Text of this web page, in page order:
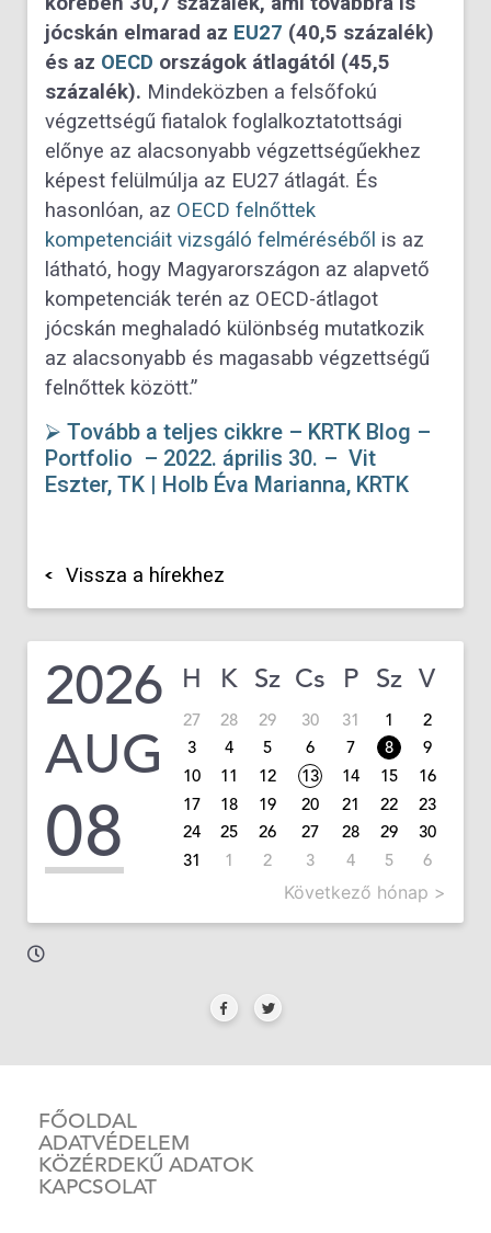
jócskán elmarad az EU27 (40,5 százalék)
és az OECD országok átlagától (45,5
százalék). Mindeközben a felsőfokú
végzettségű fiatalok foglalkoztatottsági
előnye az alacsonyabb végzettségűekhez
képest felülmúlja az EU27 átlagát. És
hasonlóan, az OECD felnőttek
kompetenciáit vizsgáló felméréséből is az
látható, hogy Magyarországon az alapvető
kompetenciák terén az OECD-átlagot
jócskán meghaladó különbség mutatkozik
az alacsonyabb és magasabb végzettségű
felnőttek között.”
⮚ Tovább a teljes cikkre – KRTK Blog –
Portfolio – 2022. április 30. – Vit
Eszter, TK | Holb Éva Marianna, KRTK
Vissza a hírekhez
2026
AUG
08
H K Sz Cs P Sz V
27 28 29 30 31 1
2
3
4 5 6 7 8
9
10
11 12 13 14 15
16
17
18 19 20 21 22
23
24
25 26 27 28 29
30
31
1 2 3 4 5 6
Következő hónap >
FŐOLDAL
ADATVÉDELEM
KÖZÉRDEKŰ ADATOK
KAPCSOLAT